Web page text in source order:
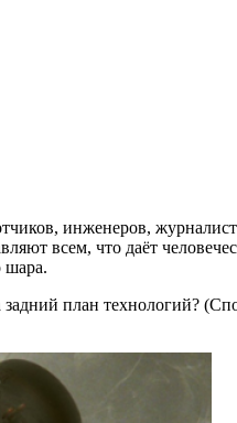
инженеров,
всем, что даёт
шара.
план технологий?